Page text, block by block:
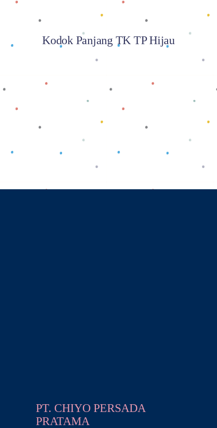
Kodok Panjang TK TP Hijau
PT. CHIYO PERSADA
PRATAMA